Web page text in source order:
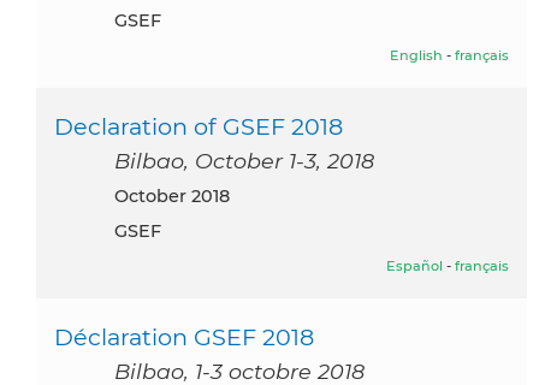
GSEF
English - français
Declaration of GSEF 2018
Bilbao, October 1-3, 2018
October 2018
GSEF
Español - français
Déclaration GSEF 2018
Bilbao, 1-3 octobre 2018